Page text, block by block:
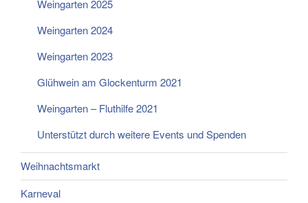
Weingarten 2025
Weingarten 2024
Weingarten 2023
Glühwein am Glockenturm 2021
Weingarten – Fluthilfe 2021
Unterstützt durch weitere Events und Spenden
Weihnachtsmarkt
Karneval